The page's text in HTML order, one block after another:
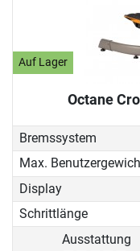
Auf Lager
Octane
Bremssystem
Max.
Display
Schrittlänge
Ausstattung